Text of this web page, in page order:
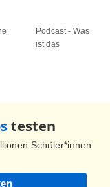
Podcast - Was
ist das
testen
Schüler*innen